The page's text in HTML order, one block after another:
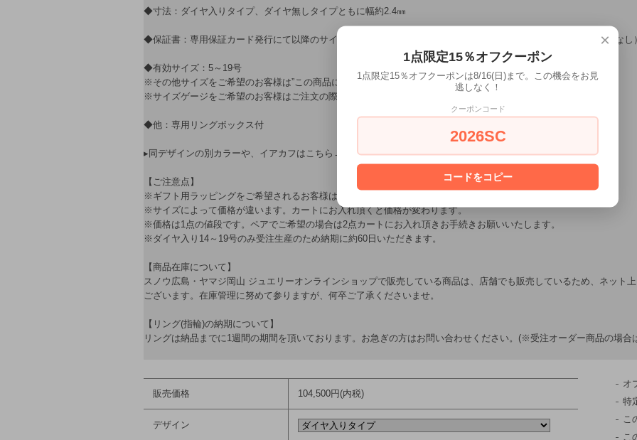
◆寸法：ダイヤ入りタイプ、ダイヤ無しタイプともに幅約2.4㎜
◆保証書：専用保証カード発行にて以降のサイズ直し、新品加工等のメンテナンスが生涯無料（回数と期間の制限なし
◆有効サイズ：5～19号
※その他サイズをご希望のお客様は”この商品について問い合わせる”よりお問合せ下さい。
※サイズゲージをご希望のお客様はご注文の際に備考欄に【サイズゲージ希望】とご記入ください。
◆他：専用リングボックス付
▸同デザインの別カラーや、イアカフはこちら→ 【チェーントゥリンク】
【ご注意点】
※ギフト用ラッピングをご希望されるお客様はご購入後、連絡・通信欄よりお申し込みください。
※サイズによって価格が違います。カートにお入れ頂くと価格が変わります。
※価格は1点の値段です。ペアでご希望の場合は2点カートにお入れ頂きお手続きお願いいたします。
※ダイヤ入り14～19号のみ受注生産のため納期に約60日いただきます。
【商品在庫について】
スノウ広島・ヤマジ岡山 ジュエリーオンラインショップで販売している商品は、店舗でも販売しているため、ネット
ございます。在庫管理に努めて参りますが、何卒ご了承くださいませ。
【リング(指輪)の納期について】
リングは納品までに1週間の期間を頂いております。お急ぎの方はお問い合わせください。(※受注オーダー商品の場合
販売価格 104,500円(内税)
デザイン
オ
特
こ
こ
×
1点限定15％オフクーポン
1点限定15％オフクーポンは8/16(日)まで。この機会をお見
逃しなく！
クーポンコード
2026SC
コードをコピー